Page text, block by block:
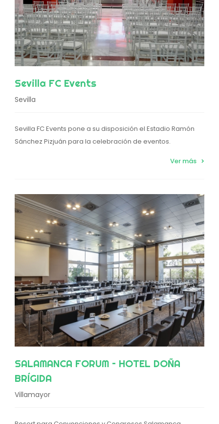
Sevilla FC Events
Sevilla
Sevilla FC Events pone a su disposición el Estadio Ramón
Sánchez Pizjuán para la celebración de eventos.
Ver más
SALAMANCA FORUM – HOTEL DOÑA
BRÍGIDA
Villamayor